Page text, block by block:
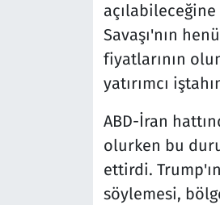
Savaşı'nın
fiyatlarının
yatırımcı
ABD-İran
olurken bu
ettirdi.
söylemesi,